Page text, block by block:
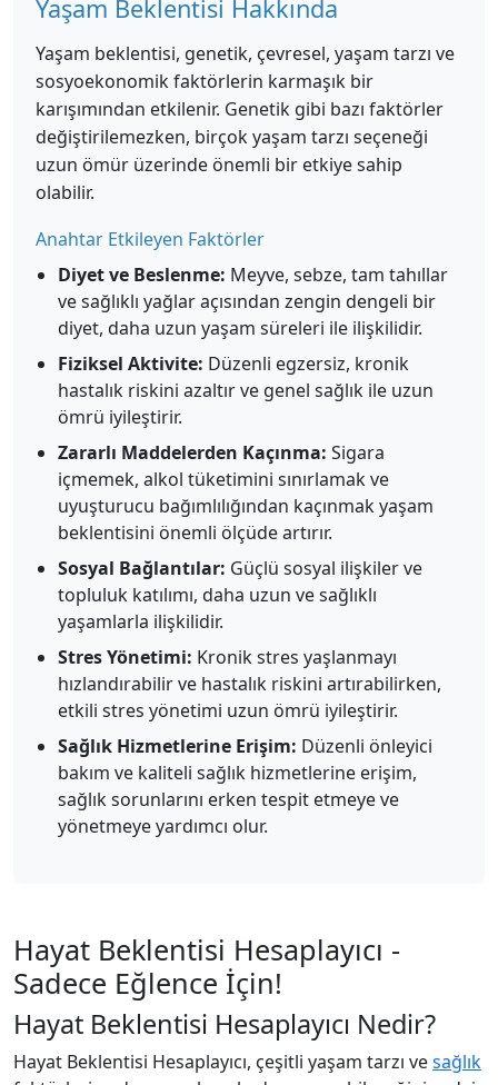
Yaşam Beklentisi Hakkında
Yaşam beklentisi, genetik, çevresel, yaşam tarzı ve
sosyoekonomik faktörlerin karmaşık bir
karışımından etkilenir. Genetik gibi bazı faktörler
değiştirilemezken, birçok yaşam tarzı seçeneği
uzun ömür üzerinde önemli bir etkiye sahip
olabilir.
Anahtar Etkileyen Faktörler
Diyet ve Beslenme: Meyve, sebze, tam tahıllar
ve sağlıklı yağlar açısından zengin dengeli bir
diyet, daha uzun yaşam süreleri ile ilişkilidir.
Fiziksel Aktivite: Düzenli egzersiz, kronik
hastalık riskini azaltır ve genel sağlık ile uzun
ömrü iyileştirir.
Zararlı Maddelerden Kaçınma: Sigara
içmemek, alkol tüketimini sınırlamak ve
uyuşturucu bağımlılığından kaçınmak yaşam
beklentisini önemli ölçüde artırır.
Sosyal Bağlantılar: Güçlü sosyal ilişkiler ve
topluluk katılımı, daha uzun ve sağlıklı
yaşamlarla ilişkilidir.
Stres Yönetimi: Kronik stres yaşlanmayı
hızlandırabilir ve hastalık riskini artırabilirken,
etkili stres yönetimi uzun ömrü iyileştirir.
Sağlık Hizmetlerine Erişim: Düzenli önleyici
bakım ve kaliteli sağlık hizmetlerine erişim,
sağlık sorunlarını erken tespit etmeye ve
yönetmeye yardımcı olur.
Hayat Beklentisi Hesaplayıcı -
Sadece Eğlence İçin!
Hayat Beklentisi Hesaplayıcı Nedir?
Hayat Beklentisi Hesaplayıcı, çeşitli yaşam tarzı vesağlık